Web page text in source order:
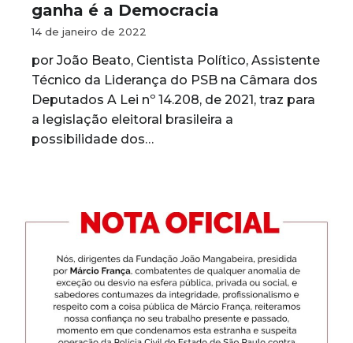
ganha é a Democracia
14 de janeiro de 2022
por João Beato, Cientista Político, Assistente
Técnico da Liderança do PSB na Câmara dos
Deputados A Lei nº 14.208, de 2021, traz para
a legislação eleitoral brasileira a
possibilidade dos…